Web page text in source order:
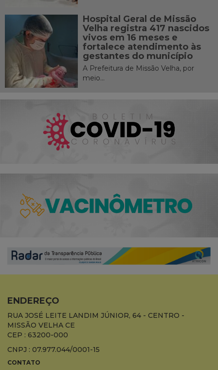
Hospital Geral de Missão
Velha registra 417 nascidos
vivos em 16 meses e
fortalece atendimento às
gestantes do município
A Prefeitura de Missão Velha, por
meio...
ENDEREÇO
RUA JOSÉ LEITE LANDIM JÚNIOR, 64 - CENTRO -
MISSÃO VELHA CE
CEP : 63200-000
CNPJ : 07.977.044/0001-15
CONTATO